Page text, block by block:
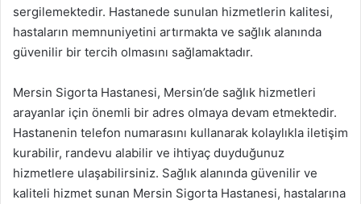
sergilemektedir. Hastanede sunulan hizmetlerin kalitesi,
hastaların memnuniyetini artırmakta ve sağlık alanında
güvenilir bir tercih olmasını sağlamaktadır.
Mersin Sigorta Hastanesi, Mersin’de sağlık hizmetleri
arayanlar için önemli bir adres olmaya devam etmektedir.
Hastanenin telefon numarasını kullanarak kolaylıkla iletişim
kurabilir, randevu alabilir ve ihtiyaç duyduğunuz
hizmetlere ulaşabilirsiniz. Sağlık alanında güvenilir ve
kaliteli hizmet sunan Mersin Sigorta Hastanesi, hastalarına